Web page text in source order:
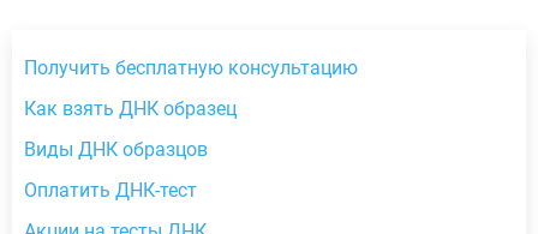
Получить бесплатную консультацию
Как взять ДНК образец
Виды ДНК образцов
Оплатить ДНК-тест